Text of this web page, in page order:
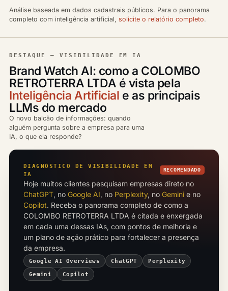
Análise baseada em dados cadastrais públicos. Para o panorama
completo com inteligência artificial, solicite o relatório completo.
DESTAQUE — VISIBILIDADE EM IA
Brand Watch AI: como a COLOMBO
RETROTERRA LTDA é vista pela
Inteligência Artificial e as principais
LLMs do mercado
O novo balcão de informações: quando
alguém pergunta sobre a empresa para uma
IA, o que ela responde?
DIAGNÓSTICO DE VISIBILIDADE EM
IA
RECOMENDADO
Hoje muitos clientes pesquisam empresas direto no
ChatGPT, no Google AI, no Perplexity, no Gemini e no
Copilot. Receba o panorama completo de como a
COLOMBO RETROTERRA LTDA é citada e enxergada
em cada uma dessas IAs, com pontos de melhoria e
um plano de ação prático para fortalecer a presença
da empresa.
Google AI Overviews ChatGPT Perplexity
Gemini Copilot